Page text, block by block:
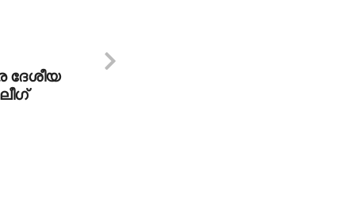
ദേശീയ